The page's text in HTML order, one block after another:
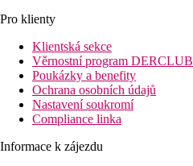
Pro klienty
Klientská sekce
Věrnostní program DERCLUB
Poukázky a benefity
Ochrana osobních údajů
Nastavení soukromí
Compliance linka
Informace k zájezdu